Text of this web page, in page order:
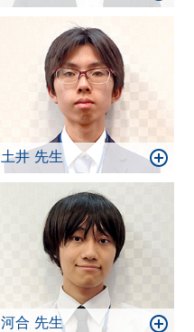
土井 先生
河合 先生